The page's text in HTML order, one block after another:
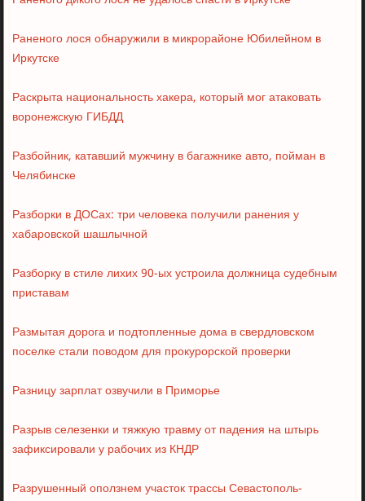
Раненого лося обнаружили в микрорайоне Юбилейном в
Иркутске
Раскрыта национальность хакера, который мог атаковать
воронежскую ГИБДД
Разбойник, катавший мужчину в багажнике авто, пойман в
Челябинске
Разборки в ДОСах: три человека получили ранения у
хабаровской шашлычной
Разборку в стиле лихих 90-ых устроила должница судебным
приставам
Размытая дорога и подтопленные дома в свердловском
поселке стали поводом для прокурорской проверки
Разницу зарплат озвучили в Приморье
Разрыв селезенки и тяжкую травму от падения на штырь
зафиксировали у рабочих из КНДР
Разрушенный оползнем участок трассы Севастополь-